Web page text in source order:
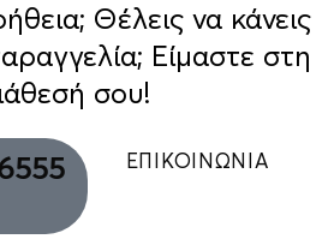
Θέλεις να κάνεις
Είμαστε στη
σου!
ΕΠΙΚΟΙΝΩΝΙΑ